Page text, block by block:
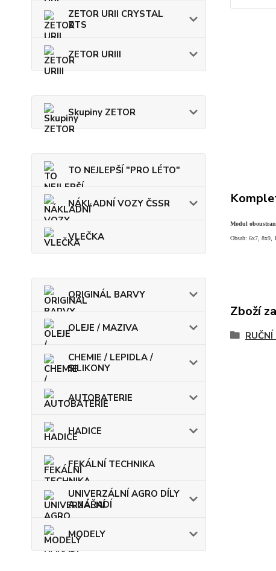
ZETOR URII CRYSTAL
ZTS
ZETOR URIII
Skupiny ZETOR
TO NEJLEPŠÍ "PRO LÉTO"
NÁKLADNÍ VOZY ČSSR
VLEČKA
ORIGINÁL BARVY
OLEJE / MAZIVA
CHEMIE / LEPIDLA /
SILIKONY
AUTOBATERIE
HADICE
FEKÁLNÍ TECHNIKA
UNIVERZÁLNÍ AGRO DÍLY
A NÁŘADÍ
MODELY
Modul
Obsah: 6x7, 8x9,
Zboží